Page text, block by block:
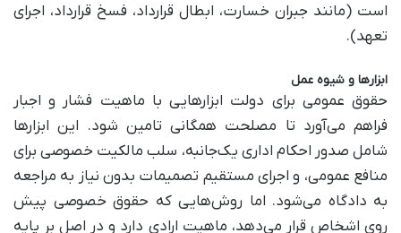
است (مانند جبران خسارت، ابطال قرارداد، فسخ قرارداد، اجرای
تعهد).
ابزارها و شیوه عمل
حقوق عمومی برای دولت ابزارهایی با ماهیت فشار و اجبار
فراهم می‌آورد تا مصلحت همگانی تامین شود. این ابزارها
شامل صدور احکام اداری یک‌جانبه، سلب مالکیت خصوصی برای
منافع عمومی، و اجرای مستقیم تصمیمات بدون نیاز به مراجعه
به دادگاه می‌شود. اما روش‌هایی که حقوق خصوصی پیش
روی اشخاص قرار می‌دهد، ماهیت ارادی دارد و در اصل بر پایه